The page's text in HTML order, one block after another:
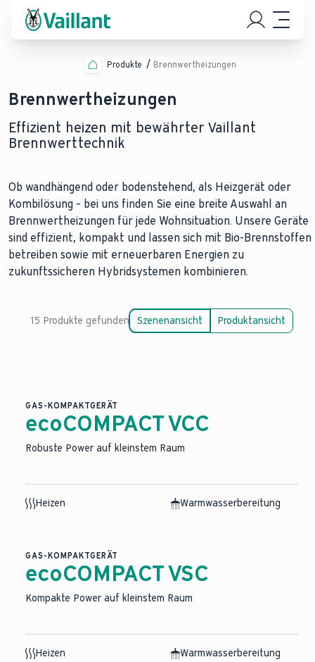
Produkte Brennwertheizungen
Brennwertheizungen
Effizient heizen mit bewährter Vaillant
Brennwerttechnik
Ob wandhängend oder bodenstehend, als Heizgerät oder
Kombilösung – bei uns finden Sie eine breite Auswahl an
Brennwertheizungen für jede Wohnsituation. Unsere Geräte
sind effizient, kompakt und lassen sich mit Bio-Brennstoffen
betreiben sowie mit erneuerbaren Energien zu
zukunftssicheren Hybridsystemen kombinieren.
15 Produkte gefunden Szenenansicht Produktansicht
GAS-KOMPAKTGERÄT
ecoCOMPACT VCC
Robuste Power auf kleinstem Raum
Heizen Warmwasserbereitung
GAS-KOMPAKTGERÄT
ecoCOMPACT VSC
Kompakte Power auf kleinstem Raum
Heizen Warmwasserbereitung